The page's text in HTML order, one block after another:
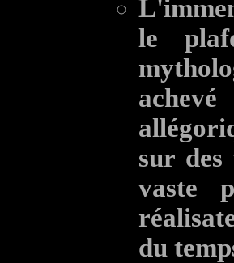
le
sur
vaste
du